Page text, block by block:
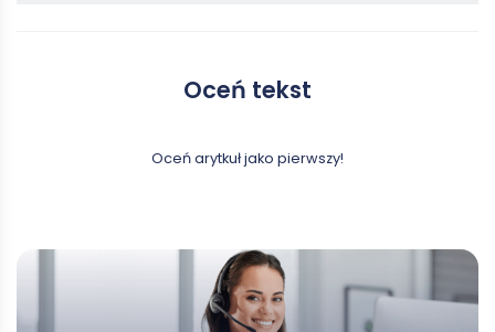
Oceń tekst
Oceń arytkuł jako pierwszy!